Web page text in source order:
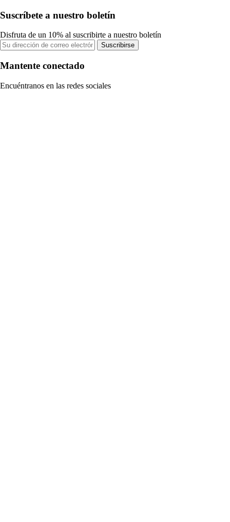
Suscríbete a nuestro boletín
Disfruta de un 10% al suscribirte a nuestro boletín
Suscribirse
Mantente conectado
Encuéntranos en las redes sociales